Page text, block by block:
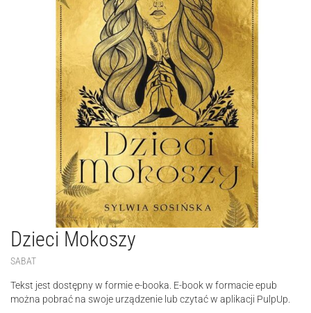
Dzieci Mokoszy
SABAT
Tekst jest dostępny w formie e-booka. E-book w formacie epub
można pobrać na swoje urządzenie lub czytać w aplikacji PulpUp.